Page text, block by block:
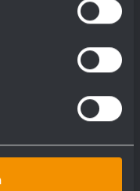
lavabo en